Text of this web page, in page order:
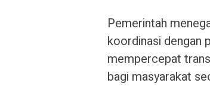
Pemerintah
koordinasi dengan
mempercepat
bagi masyarakat